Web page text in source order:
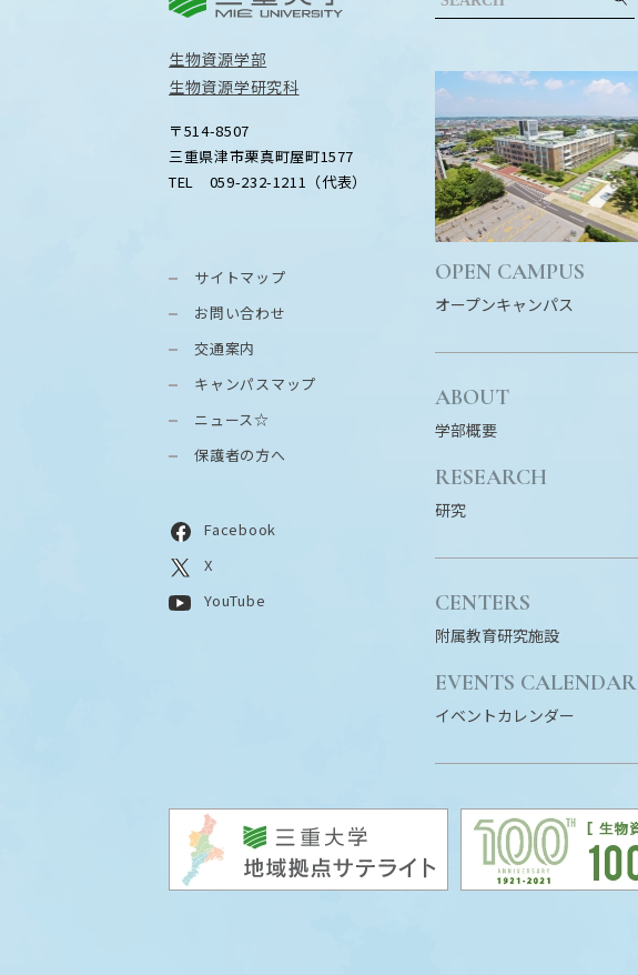
生物資源学部
生物資源学研究科
〒514-8507
三重県津市栗真町屋町1577
TEL 059-232-1211（代表）
サイトマップ
お問い合わせ
交通案内
キャンパスマップ
ニュース☆
保護者の方へ
Facebook
X
YouTube
OPEN CAMPUS
オープンキャンパス
ABOUT
学部概要
RESEARCH
研究
CENTERS
附属教育研究施設
EVENTS CALENDAR
イベントカレンダー